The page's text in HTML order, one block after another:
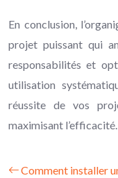
En conclusion,
projet puissant qui
responsabilités et
utilisation
réussite de vos
maximisant l’efficacité.
Comment installer